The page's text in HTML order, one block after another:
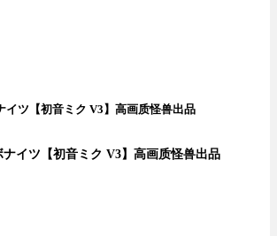
イツ【初音ミク V3】高画质怪兽出品
ナイツ【初音ミク V3】高画质怪兽出品